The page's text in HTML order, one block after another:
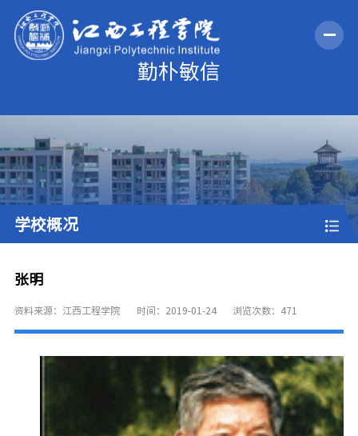
学校概况
张明
资料来源：江西工程学院 时间：2019-01-24 浏览次数： 471